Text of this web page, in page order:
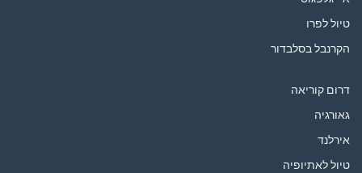
טיול לפרו
הקרנבל בסלבדור
דרום קוריאה
גאורגיה
אירלנד
טיול לאתיופיה